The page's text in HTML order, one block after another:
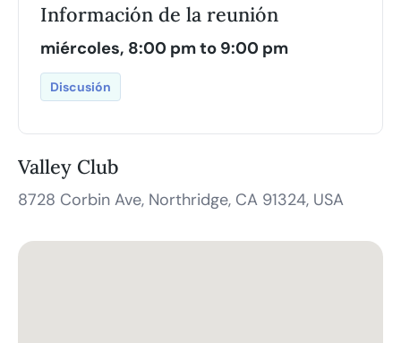
Información de la reunión
miércoles, 8:00 pm to 9:00 pm
Discusión
Valley Club
8728 Corbin Ave, Northridge, CA 91324, USA